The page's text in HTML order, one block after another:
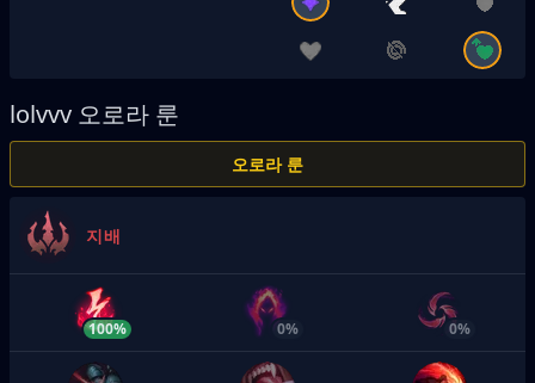
lolvvv 오로라 룬
오로라 룬
지배
100% 0% 0%